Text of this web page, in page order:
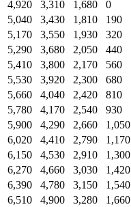
4,920 3,310 1,680
0
5,040 3,430 1,810
190
5,170 3,550 1,930
320
5,290 3,680 2,050
440
5,410 3,800 2,170
560
5,530 3,920 2,300
680
5,660 4,040 2,420
810
5,780 4,170 2,540
930
5,900 4,290 2,660
1,050
6,020 4,410 2,790
1,170
6,150 4,530 2,910
1,300
6,270 4,660 3,030
1,420
6,390 4,780 3,150
1,540
6,510 4,900 3,280
1,660